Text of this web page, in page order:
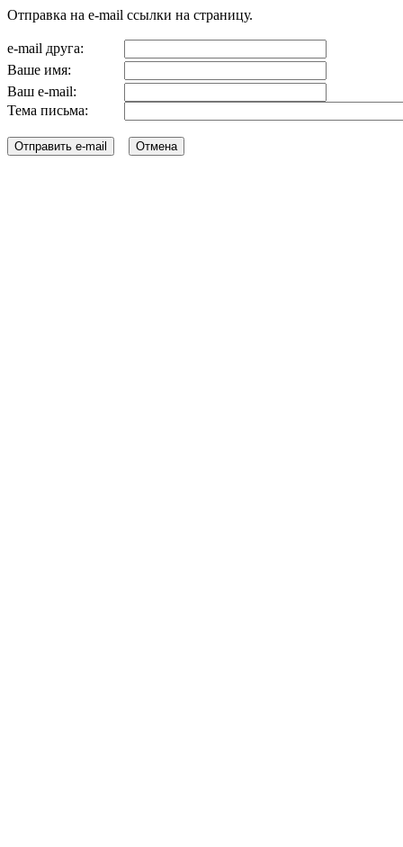
Отправка на e-mail ссылки на страницу.
e-mail друга:
Ваше имя:
Ваш e-mail:
Тема письма: